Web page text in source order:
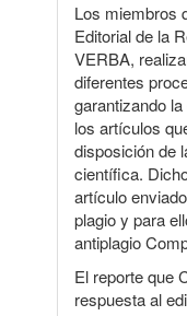
Los miembros
Editorial de la
VERBA,
diferentes
garantizando
los artículos
disposición de
científica.
artículo
plagio y para
antiplagio
El reporte que
respuesta al